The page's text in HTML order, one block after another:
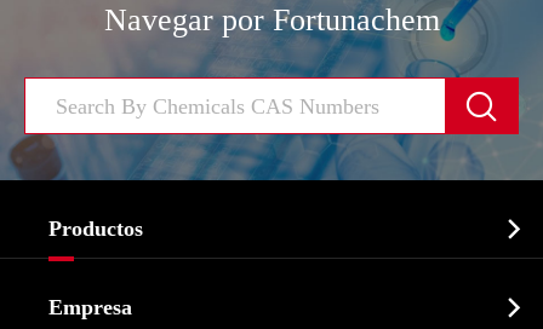
Navegar por Fortunachem

Productos 
Empresa 